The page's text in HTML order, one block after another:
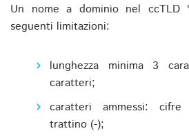
Un nome a dominio nel ccTLD
seguenti limitazioni:
lunghezza minima 3
caratteri;
caratteri ammessi:
trattino (-);